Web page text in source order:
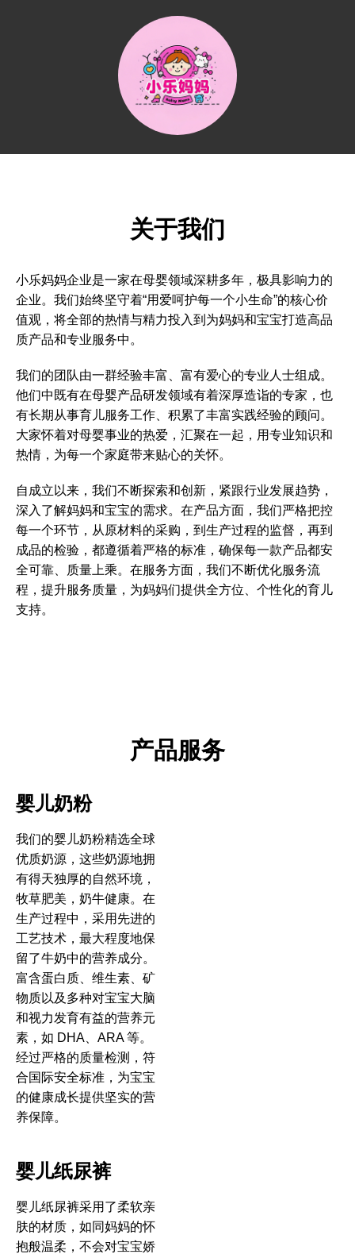
关于我们
小乐妈妈企业是一家在母婴领域深耕多年，极具影响力的
企业。我们始终坚守着“用爱呵护每一个小生命”的核心价
值观，将全部的热情与精力投入到为妈妈和宝宝打造高品
质产品和专业服务中。
我们的团队由一群经验丰富、富有爱心的专业人士组成。
他们中既有在母婴产品研发领域有着深厚造诣的专家，也
有长期从事育儿服务工作、积累了丰富实践经验的顾问。
大家怀着对母婴事业的热爱，汇聚在一起，用专业知识和
热情，为每一个家庭带来贴心的关怀。
自成立以来，我们不断探索和创新，紧跟行业发展趋势，
深入了解妈妈和宝宝的需求。在产品方面，我们严格把控
每一个环节，从原材料的采购，到生产过程的监督，再到
成品的检验，都遵循着严格的标准，确保每一款产品都安
全可靠、质量上乘。在服务方面，我们不断优化服务流
程，提升服务质量，为妈妈们提供全方位、个性化的育儿
支持。
产品服务
婴儿奶粉
我们的婴儿奶粉精选全球
优质奶源，这些奶源地拥
有得天独厚的自然环境，
牧草肥美，奶牛健康。在
生产过程中，采用先进的
工艺技术，最大程度地保
留了牛奶中的营养成分。
富含蛋白质、维生素、矿
物质以及多种对宝宝大脑
和视力发育有益的营养元
素，如 DHA、ARA 等。
经过严格的质量检测，符
合国际安全标准，为宝宝
的健康成长提供坚实的营
养保障。
婴儿纸尿裤
婴儿纸尿裤采用了柔软亲
肤的材质，如同妈妈的怀
抱般温柔，不会对宝宝娇